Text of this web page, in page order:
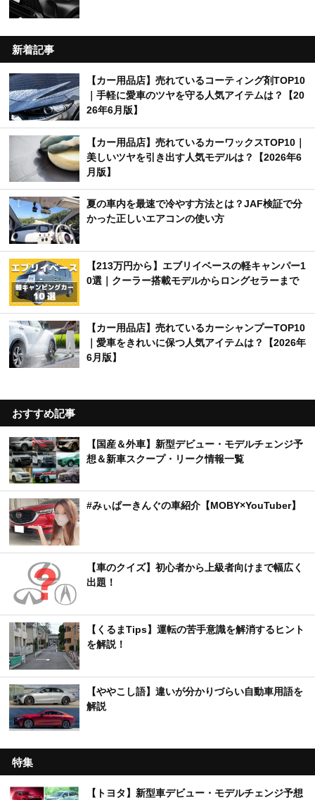
新着記事
【カー用品店】売れているコーティング剤TOP10
｜手軽に愛車のツヤを守る人気アイテムは？【20
26年6月版】
【カー用品店】売れているカーワックスTOP10｜
美しいツヤを引き出す人気モデルは？【2026年6
月版】
夏の車内を最速で冷やす方法とは？JAF検証で分
かった正しいエアコンの使い方
【213万円から】エブリイベースの軽キャンパー1
0選｜クーラー搭載モデルからロングセラーまで
【カー用品店】売れているカーシャンプーTOP10
｜愛車をきれいに保つ人気アイテムは？【2026年
6月版】
おすすめ記事
【国産＆外車】新型デビュー・モデルチェンジ予
想＆新車スクープ・リーク情報一覧
#みぃぱーきんぐの車紹介【MOBY×YouTuber】
【車のクイズ】初心者から上級者向けまで幅広く
出題！
【くるまTips】運転の苦手意識を解消するヒント
を解説！
【ややこし語】違いが分かりづらい自動車用語を
解説
特集
【トヨタ】新型車デビュー・モデルチェンジ予想